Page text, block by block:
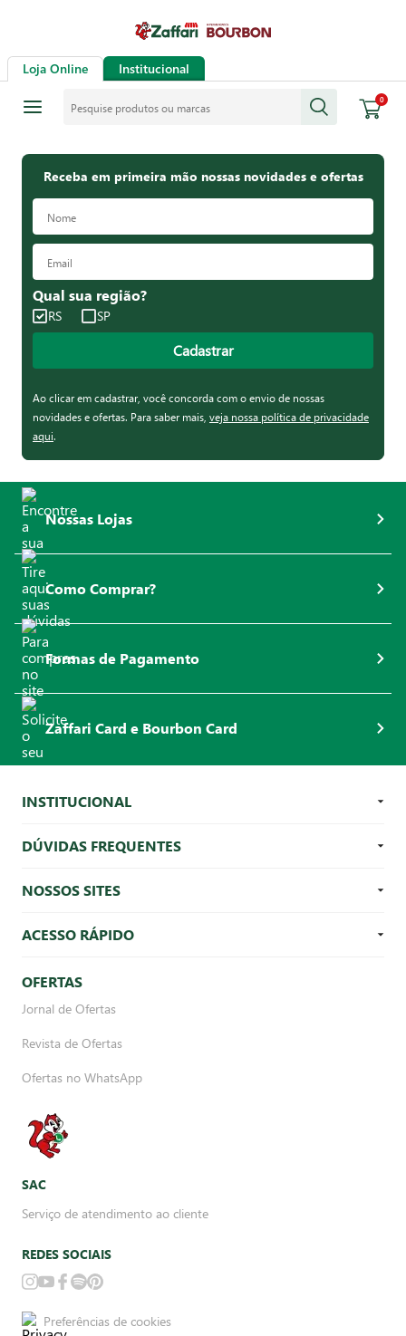
Loja Online Institucional
0
Receba em primeira mão nossas novidades e ofertas
Qual sua região?
RS SP
Cadastrar
Ao clicar em cadastrar, você concorda com o envio de nossas
novidades e ofertas. Para saber mais, veja nossa política de privacidade
aqui.
Nossas Lojas
Como Comprar?
Formas de Pagamento
Zaffari Card e Bourbon Card
INSTITUCIONAL
DÚVIDAS FREQUENTES
NOSSOS SITES
ACESSO RÁPIDO
OFERTAS
Jornal de Ofertas
Revista de Ofertas
Ofertas no WhatsApp
SAC
Serviço de atendimento ao cliente
REDES SOCIAIS
Preferências de cookies